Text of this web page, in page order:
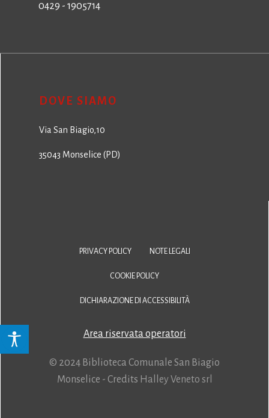
0429 - 1905714
DOVE SIAMO
Via San Biagio,10
35043 Monselice (PD)
PRIVACY POLICY NOTE LEGALI
COOKIE POLICY
DICHIARAZIONE DI ACCESSIBILITÀ
Area riservata operatori
© 2024 Biblioteca Comunale San Biagio
Monselice - Credits Halley Veneto srl